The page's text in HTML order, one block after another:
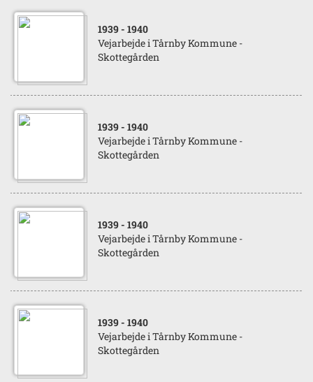
1939 - 1940
Vejarbejde i Tårnby Kommune -
Skottegården
1939 - 1940
Vejarbejde i Tårnby Kommune -
Skottegården
1939 - 1940
Vejarbejde i Tårnby Kommune -
Skottegården
1939 - 1940
Vejarbejde i Tårnby Kommune -
Skottegården